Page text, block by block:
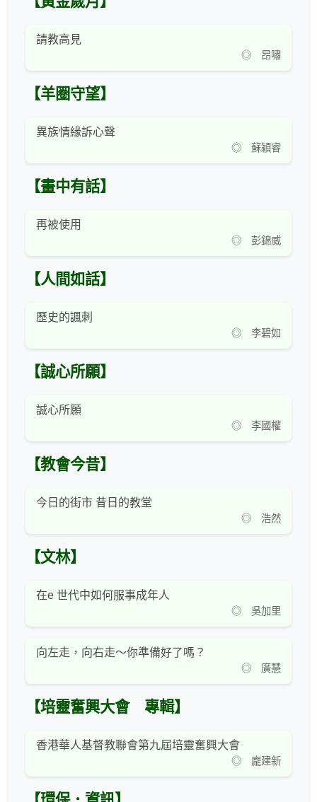
請教高見
◎ 昂嘯
【羊圈守望】
異族情緣訴心聲
◎ 蘇穎睿
【畫中有話】
再被使用
◎ 彭錦威
【人間如話】
歷史的諷刺
◎ 李碧如
【誠心所願】
誠心所願
◎ 李國權
【教會今昔】
今日的街市 昔日的教堂
◎ 浩然
【文林】
在e 世代中如何服事成年人
◎ 吳加里
向左走，向右走～你準備好了嗎？
◎ 廣慧
【培靈奮興大會 專輯】
香港華人基督教聯會第九屆培靈奮興大會
◎ 龐建新